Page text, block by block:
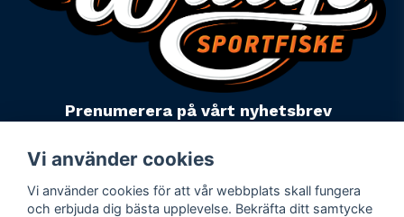
Prenumerera på vårt nyhetsbrev
Powered by Nyehandel AB
Vi använder cookies
Vi använder cookies för att vår webbplats skall fungera
och erbjuda dig bästa upplevelse. Bekräfta ditt samtycke